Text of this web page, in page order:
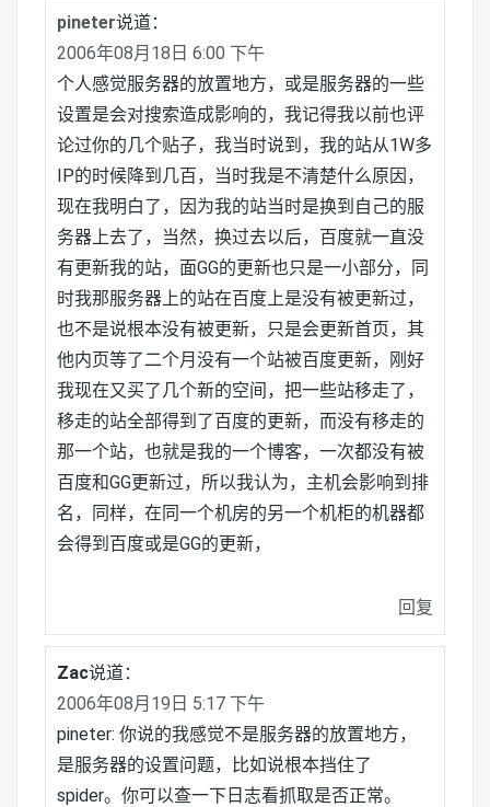
pineter说道：
2006年08月18日 6:00 下午
个人感觉服务器的放置地方，或是服务器的一些
设置是会对搜索造成影响的，我记得我以前也评
论过你的几个贴子，我当时说到，我的站从1W多
IP的时候降到几百，当时我是不清楚什么原因，
现在我明白了，因为我的站当时是换到自己的服
务器上去了，当然，换过去以后，百度就一直没
有更新我的站，面GG的更新也只是一小部分，同
时我那服务器上的站在百度上是没有被更新过，
也不是说根本没有被更新，只是会更新首页，其
他内页等了二个月没有一个站被百度更新，刚好
我现在又买了几个新的空间，把一些站移走了，
移走的站全部得到了百度的更新，而没有移走的
那一个站，也就是我的一个博客，一次都没有被
百度和GG更新过，所以我认为，主机会影响到排
名，同样，在同一个机房的另一个机柜的机器都
会得到百度或是GG的更新，
回复
Zac说道：
2006年08月19日 5:17 下午
pineter: 你说的我感觉不是服务器的放置地方，
是服务器的设置问题，比如说根本挡住了
spider。你可以查一下日志看抓取是否正常。